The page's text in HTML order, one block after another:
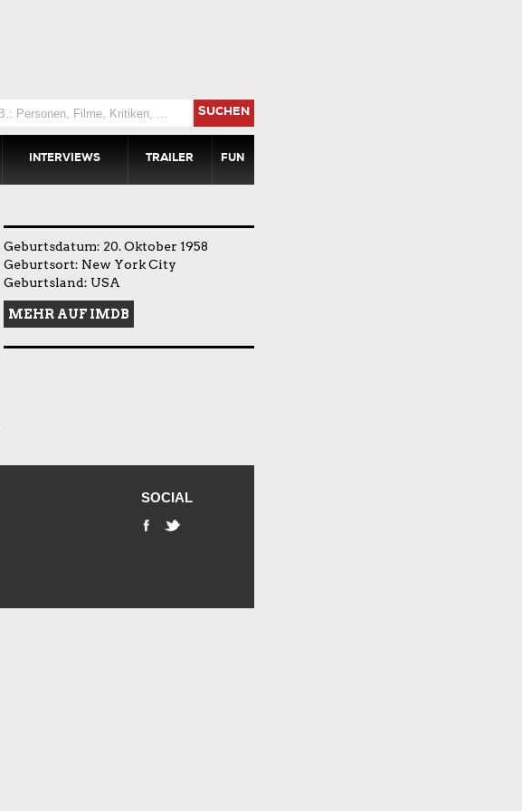
SUCHEN
INTERVIEWS TRAILER FUN
Geburtsdatum: 20. Oktober 1958
Geburtsort: New York City
Geburtsland: USA
MEHR AUF IMDB
SOCIAL